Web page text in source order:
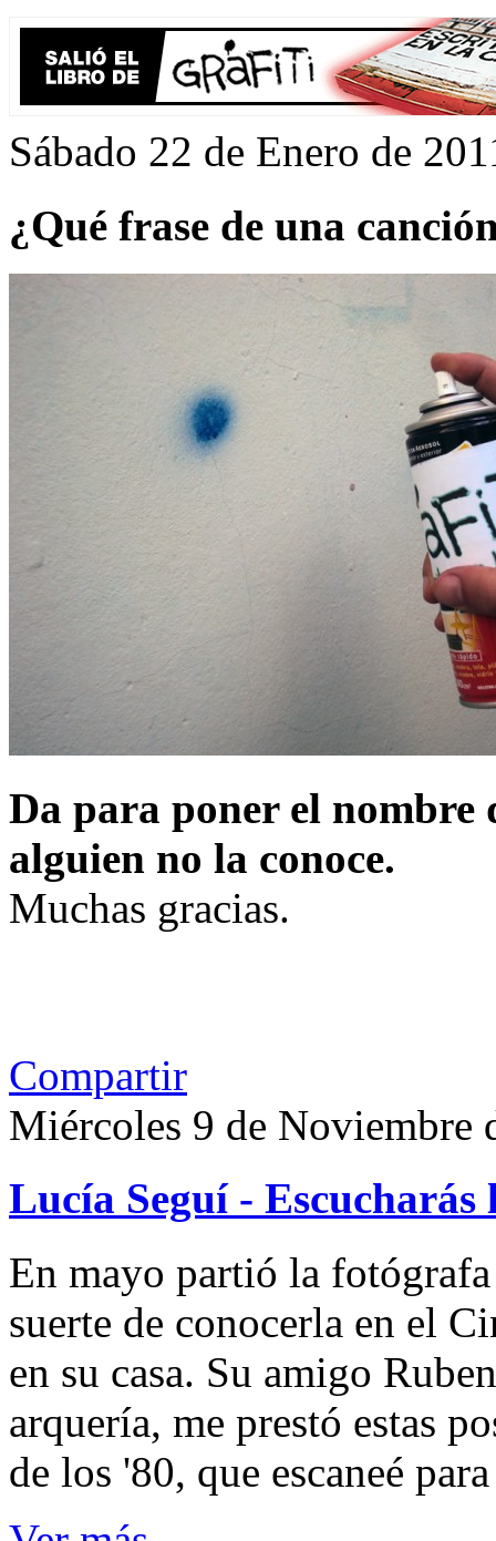
Sábado 22 de Enero de
¿Qué frase de una
Da para poner el nombre
alguien no la conoce.
Muchas gracias.
Compartir
Miércoles 9 de Noviembre
Lucía Seguí - Escucharás
En mayo partió la
suerte de conocerla en el
en su casa. Su amigo
arquería, me prestó estas
de los '80, que escaneé